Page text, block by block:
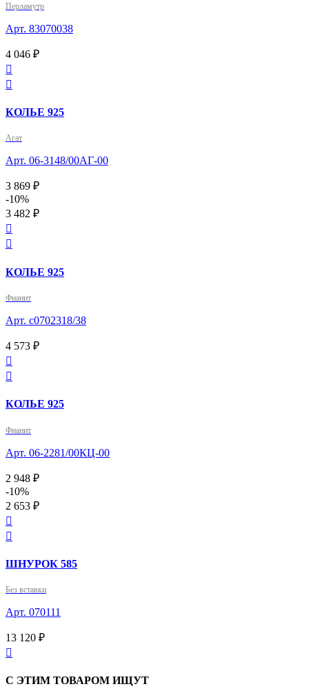
Перламутр
Арт. 83070038
4 046 ₽


КОЛЬЕ 925
Агат
Арт. 06-3148/00АГ-00
3 869 ₽
-10%
3 482 ₽


КОЛЬЕ 925
Фианит
Арт. с0702318/38
4 573 ₽


КОЛЬЕ 925
Фианит
Арт. 06-2281/00КЦ-00
2 948 ₽
-10%
2 653 ₽


ШНУРОК 585
Без вставки
Арт. 070111
13 120 ₽

С ЭТИМ ТОВАРОМ ИЩУТ